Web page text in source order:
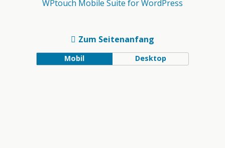
WPtouch Mobile Suite for WordPress
Zum Seitenanfang
Mobil Desktop